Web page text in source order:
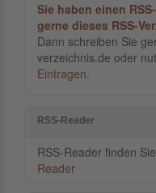
Sie haben einen
gerne dieses RSS-
Dann schreiben Sie
verzeichnis.de oder
Eintragen.
RSS-Reader
RSS-Reader finden
Reader